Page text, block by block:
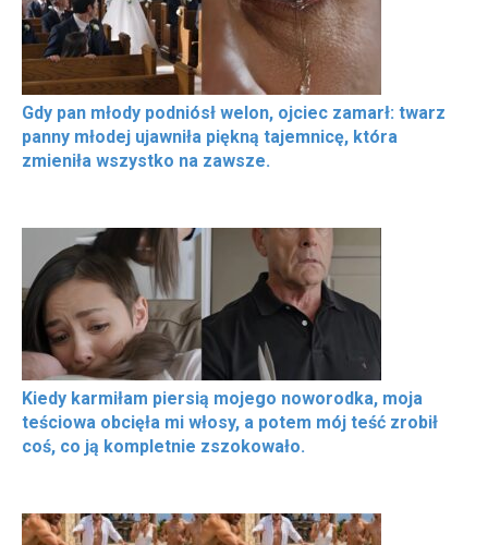
Gdy pan młody podniósł welon, ojciec zamarł: twarz
panny młodej ujawniła piękną tajemnicę, która
zmieniła wszystko na zawsze.
Kiedy karmiłam piersią mojego noworodka, moja
teściowa obcięła mi włosy, a potem mój teść zrobił
coś, co ją kompletnie zszokowało.